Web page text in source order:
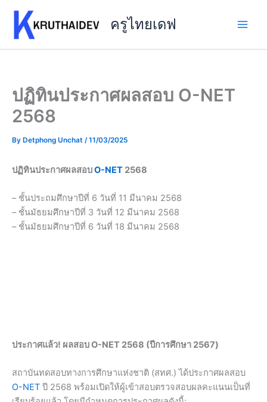
content
ครูไทยเดฟ
ปฏิทินประกาศผลสอบ O-NET
2568
By Detphong Unchat /11/03/2025
ปฏิทินประกาศผลสอบO-NET 2568
– ชั้นประถมศึกษาปีที่ 6 วันที่ 11 มีนาคม 2568
– ชั้นมัธยมศึกษาปีที่ 3 วันที่ 12 มีนาคม 2568
– ชั้นมัธยมศึกษาปีที่ 6 วันที่ 18 มีนาคม 2568
ประกาศแล้ว! ผลสอบ O-NET 2568 (ปีการศึกษา 2567)
สถาบันทดสอบทางการศึกษาแห่งชาติ (สทศ.) ได้ประกาศผลสอบ
O-NET ปี 2568 พร้อมเปิดให้ผู้เข้าสอบตรวจสอบผลคะแนนเป็นที่